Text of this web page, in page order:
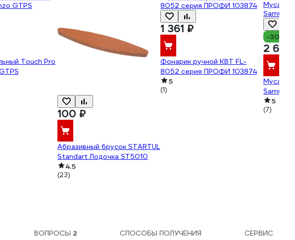
Touch Pro
100 ₽
Абразивный брусок STARTUL
Standart Лодочка ST5010
4.5
(23)
1 361 ₽
Фонарик ручной КВТ FL-
8052 серия ПРОФИ 103874
5
(1)
-30%
2 665
Мусат
Samura
5
(7)
ВОПРОСЫ 2 СПОСОБЫ ПОЛУЧЕНИЯ СЕРВИС